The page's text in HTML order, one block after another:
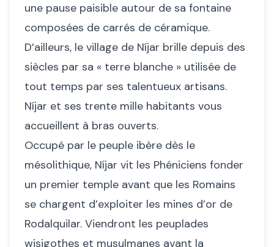
une pause paisible autour de sa fontaine
composées de carrés de céramique.
D’ailleurs, le village de Níjar brille depuis des
siècles par sa « terre blanche » utilisée de
tout temps par ses talentueux artisans.
Níjar et ses trente mille habitants vous
accueillent à bras ouverts.
Occupé par le peuple ibère dès le
mésolithique, Níjar vit les Phéniciens fonder
un premier temple avant que les Romains
se chargent d’exploiter les mines d’or de
Rodalquilar. Viendront les peuplades
wisigothes et musulmanes avant la